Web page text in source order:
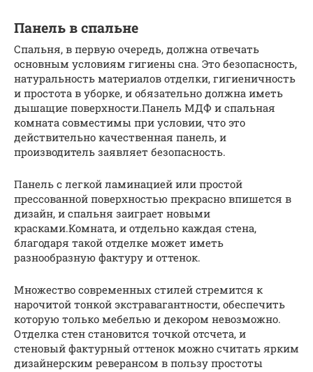
Панель в спальне
Спальня, в первую очередь, должна отвечать
основным условиям гигиены сна. Это безопасность,
натуральность материалов отделки, гигиеничность
и простота в уборке, и обязательно должна иметь
дышащие поверхности.Панель МДФ и спальная
комната совместимы при условии, что это
действительно качественная панель, и
производитель заявляет безопасность.
Панель с легкой ламинацией или простой
прессованной поверхностью прекрасно впишется в
дизайн, и спальня заиграет новыми
красками.Комната, и отдельно каждая стена,
благодаря такой отделке может иметь
разнообразную фактуру и оттенок.
Множество современных стилей стремится к
нарочитой тонкой экстравагантности, обеспечить
которую только мебелью и декором невозможно.
Отделка стен становится точкой отсчета, и
стеновый фактурный оттенок можно считать ярким
дизайнерским реверансом в пользу простоты